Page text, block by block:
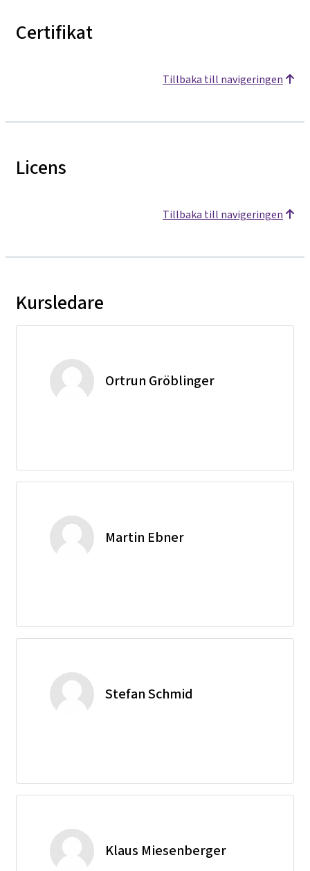
Certifikat
Tillbaka till navigeringen
Licens
Tillbaka till navigeringen
Kursledare
Ortrun Gröblinger
Martin Ebner
Stefan Schmid
Klaus Miesenberger